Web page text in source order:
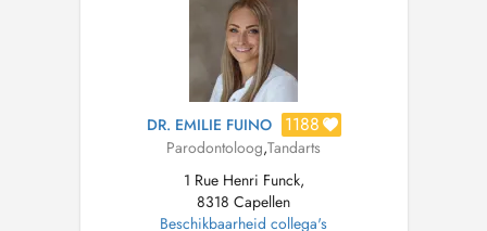
DR. EMILIE FUINO 1188
Parodontoloog,Tandarts
1 Rue Henri Funck,
8318 Capellen
Beschikbaarheid collega's